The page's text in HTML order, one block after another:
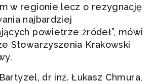
w regionie lecz o rezygnację
najbardziej
powietrze źródeł”, mówi
Stowarzyszenia Krakowski
dr inż. Łukasz Chmura,